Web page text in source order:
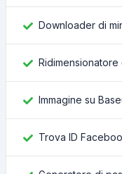
Downloader di
Ridimensionatore
Immagine su
Trova ID